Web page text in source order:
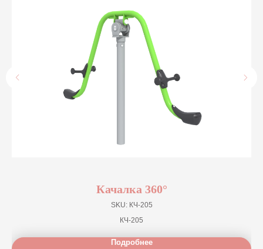
Качалка 360°
SKU: КЧ-205
КЧ-205
Подробнее